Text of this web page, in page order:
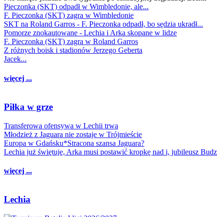
Pieczonka (SKT) odpadł w Wimbledonie, ale...
F. Pieczonka (SKT) zagra w Wimbledonie
SKT na Roland Garros - F. Pieczonka odpadł, bo sędzia ukradł...
Pomorze znokautowane - Lechia i Arka skopane w lidze
F. Pieczonka (SKT) zagra w Roland Garros
Z różnych boisk i stadionów Jerzego Geberta
Jacek...
więcej ...
Piłka w grze
Transferowa ofensywa w Lechii trwa
Młodzież z Jaguara nie zostaje w Trójmieście
Europa w Gdańsku*Stracona szansa Jaguara?
Lechia już świętuje, Arka musi postawić kropkę nad i, jubileusz
więcej ...
Lechia